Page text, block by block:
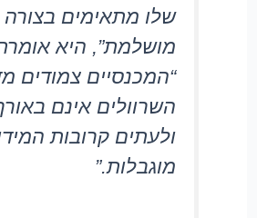
שלו מתאימים בצורה
מושלמת”, היא
“המכנסיים צמודים
השרוולים אינם
ולעתים קרובות
מוגבלות.”